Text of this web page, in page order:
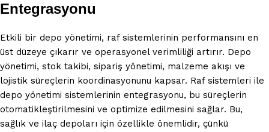
Entegrasyonu
Etkili bir depo yönetimi, raf sistemlerinin performansını en
üst düzeye çıkarır ve operasyonel verimliliği artırır. Depo
yönetimi, stok takibi, sipariş yönetimi, malzeme akışı ve
lojistik süreçlerin koordinasyonunu kapsar. Raf sistemleri ile
depo yönetimi sistemlerinin entegrasyonu, bu süreçlerin
otomatikleştirilmesini ve optimize edilmesini sağlar. Bu,
sağlık ve ilaç depoları için özellikle önemlidir, çünkü